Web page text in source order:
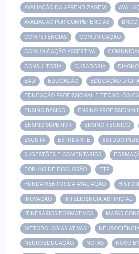
AVALIAÇÃO DA APRENDIZAGEM
AVALIAÇÃO POR COMPETÊNCIAS BNCC
COMPETÊNCIAS COMUNICAÇÃO
COMUNICAÇÃO ASSERTIVA
CONSULTORIA CURADORIA
EAD EDUCAÇÃO EDUCAÇÃO
EDUCAÇÃO PROFISSIONAL E TECNOLÓGICA
ENSINO BÁSICO ENSINO
ENSINO SUPERIOR ENSINO TÉCNICO
ESCUTA ESTUDANTE ESTUDO
SUGESTÕES E COMENTÁRIOS
FÓRUNS DE DISCUSSÃO FTP
FUNDAMENTOS DA AVALIAÇÃO
INOVAÇÃO INTELIGÊNCIA ARTIFICIAL
ITINERÁRIOS FORMATIVOS MAPAS
METODOLOGIAS ATIVAS NEUROCIÊNCIA
NEUROEDUCAÇÃO NOTAS NOVO